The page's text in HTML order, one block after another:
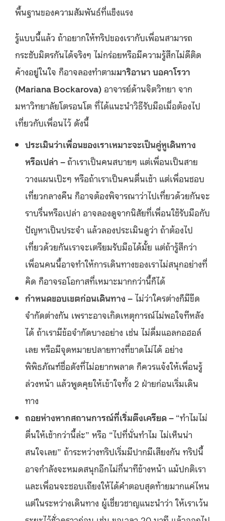
พื้นฐานของความสัมพันธ์ที่แข็งแรง
รู้แบบนี้แล้ว ถ้าอยากให้ทริปของเรากับเพื่อนสามารถ
กระชับมิตรกันได้จริงๆ ไม่กร่อยหรือมีความรู้สึกไม่ดีติด
ค้างอยู่ในใจ ก็อาจลองทำตามมาริอานา บอคาโรวา
(Mariana Bockarova) อาจารย์ด้านจิตวิทยา จาก
มหาวิทยาลัยโตรอนโต ที่ได้แนะนำวิธีรับมือเมื่อต้องไป
เที่ยวกับเพื่อนไว้ ดังนี้
ประเมินว่าเพื่อนของเราเหมาะจะเป็นคู่หูเดินทาง
หรือเปล่า –ถ้าเราเป็นคนสบายๆ แต่เพื่อนเป็นสาย
วางแผนเป๊ะๆ หรือถ้าเราเป็นคนตื่นเช้า แต่เพื่อนชอบ
เที่ยวกลางคืน ก็อาจต้องพิจารณาว่าไปเที่ยวด้วยกันจะ
ราบรื่นหรือเปล่า อาจลองดูจากนิสัยที่เพื่อนใช้รับมือกับ
ปัญหาเป็นประจำ แล้วลองประเมินดูว่า ถ้าต้องไป
เที่ยวด้วยกันเราจะเตรียมรับมือได้มั้ย แต่ถ้ารู้สึกว่า
เพื่อนคนนี้อาจทำให้การเดินทางของเราไม่สนุกอย่างที่
คิด ก็อาจรอโอกาสที่เหมาะมากกว่านี้ก็ได้
กำหนดขอบเขตก่อนเดินทาง –ไม่ว่าใครต่างก็มีขีด
จำกัดต่างกัน เพราะอาจเกิดเหตุการณ์ไม่พอใจทีหลัง
ได้ ถ้าเรามีข้อจำกัดบางอย่าง เช่น ไม่ดื่มแอลกอฮอล์
เลย หรือมีจุดหมายปลายทางที่ขาดไม่ได้ อย่าง
พิพิธภัณฑ์ชื่อดังที่ไม่อยากพลาด ก็ควรแจ้งให้เพื่อนรู้
ล่วงหน้า แล้วพูดคุยให้เข้าใจทั้ง 2 ฝ่ายก่อนเริ่มเดิน
ทาง
ถอยห่างหากสถานการณ์ที่เริ่มตึงเครียด – “ทำไมไม่
ตื่นให้เช้ากว่านี้ล่ะ” หรือ “ไปที่นั่นทำไม ไม่เห็นน่า
สนใจเลย” ถ้าระหว่างทริปเริ่มมีปากมีเสียงกัน ทริปนี้
อาจกำลังจะหมดสนุกอีกไม่กี่นาทีข้างหน้า แม้ปกติเรา
และเพื่อนจะชอบเถียงให้ได้คำตอบสุดท้ายมากแค่ไหน
แต่ในระหว่างเดินทาง ผู้เชี่ยวชาญแนะนำว่า ให้เราเว้น